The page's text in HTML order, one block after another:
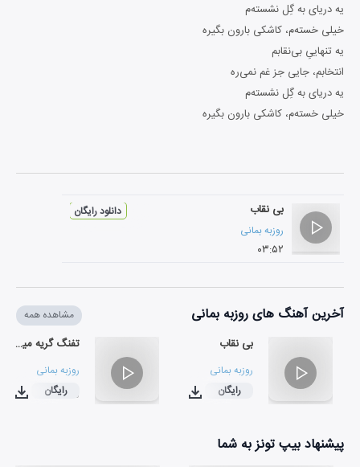
یه دریای به گِل نشسته‌م
خیلی خسته‌م، کاشکی بارون بگیره
یه تنهاییِ بی‌نقابم
انتخابم، جایی جز غم نمی‌ره
یه دریای به گِل نشسته‌م
خیلی خسته‌م، کاشکی بارون بگیره
بی نقاب
روزبه بمانی
۰۳:۵۲
دانلود رایگان
آخرین آهنگ های روزبه بمانی مشاهده همه
بی نقاب
روزبه بمانی
۰۳:۵۲
رایگان
تفنگ گریه میکنه
روزبه بمانی
۰۴:۰۵رایگان
پیشنهاد بیپ تونز به شما